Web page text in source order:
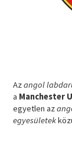
Azangol
a Manchester
egyetlen az
egyesületek